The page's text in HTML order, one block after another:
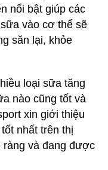
nổi bật giúp các
vào cơ thể sẽ
săn lại, khỏe
loại sữa tăng
nào cũng tốt và
xin giới thiệu
nhất trên thị
và đang được